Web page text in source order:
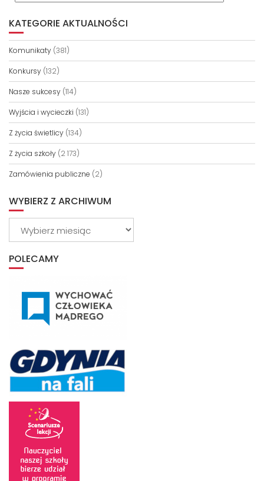
KATEGORIE AKTUALNOŚCI
Komunikaty (381)
Konkursy (132)
Nasze sukcesy (114)
Wyjścia i wycieczki (131)
Z życia świetlicy (134)
Z życia szkoły (2 173)
Zamówienia publiczne (2)
WYBIERZ Z ARCHIWUM
POLECAMY